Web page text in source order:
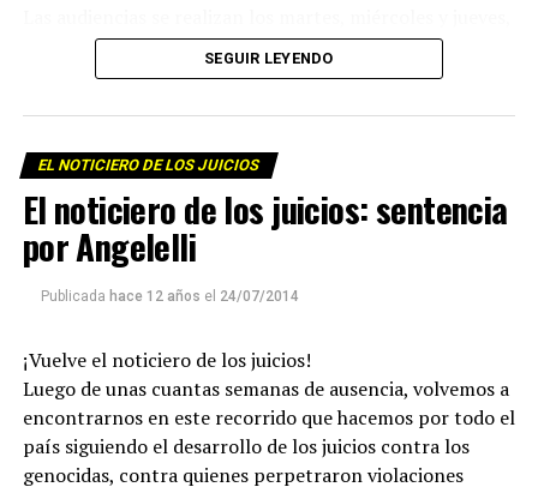
semana de por medio, desde las 9 hs en el Aula Magna de
la Universidad Nacional del Sur, Av. Colón 80, Bahía
Para descargar los archivos:www.radiolavaca.org
El noticiero de los juicios es de reproducción libre y
gratuita para todas las emisoras que nos escriban a
infolavaca@yahoo.com.ar
SEGUIR LEYENDO
EL NOTICIERO DE LOS JUICIOS
El noticiero de los juicios: sentencia
por Angelelli
Publicada hace 12 años el 24/07/2014
¡Vuelve el noticiero de los juicios!
Luego de unas cuantas semanas de ausencia, volvemos a
encontrarnos en este recorrido que hacemos por todo el
país siguiendo el desarrollo de los juicios contra los
genocidas, contra quienes perpetraron violaciones